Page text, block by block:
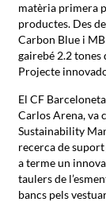
matèria primera
productes. Des
Carbon Blue i
gairebé 2.2 tones
Projecte
El CF
Carlos Arena, va
Sustainability
recerca de
a terme un
taulers de
bancs pels